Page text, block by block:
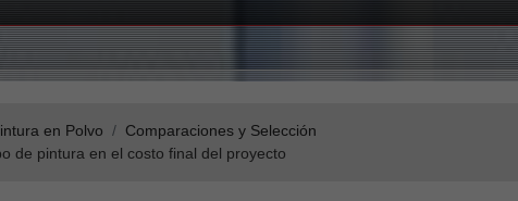
en Polvo
Comparaciones y Selección
de pintura en el costo final del proyecto